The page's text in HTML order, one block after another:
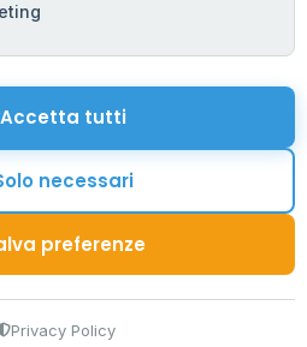
Accetta tutti
necessari
preferenze
Privacy Policy